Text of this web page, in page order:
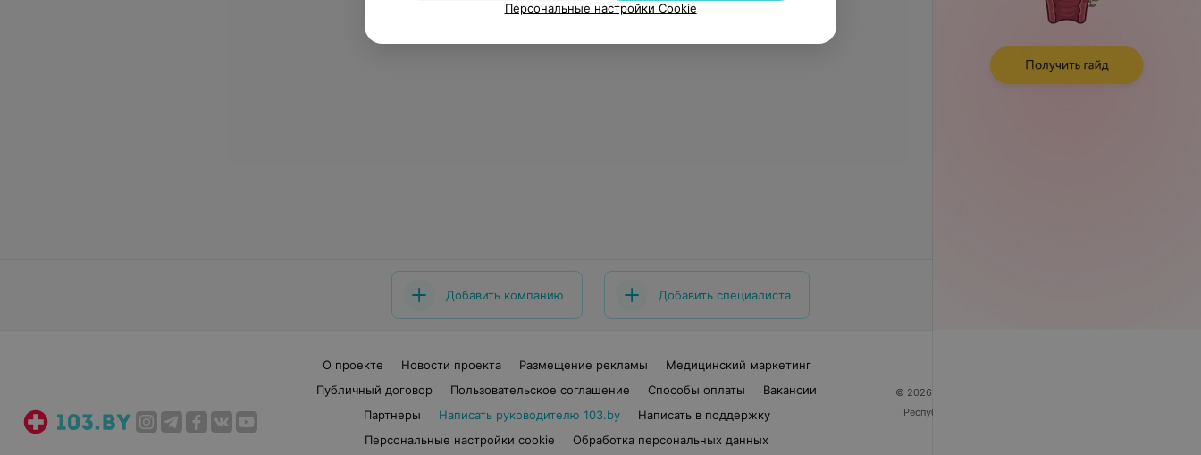
Добавить компанию Добавить специалиста
О проекте Новости проекта Размещение рекламы
Медицинский маркетинг
Публичный договор
Пользовательское соглашение Способы оплаты
Вакансии
Партнеры
Написать руководителю 103.by
Написать в поддержку
Персональные настройки cookie
Обработка персональных данных
© 2026 ООО «Артокс Лаб», УНП 191700409
Республика Беларусь, г. Минск, улица Толбухина, 2,
Персональные настройки Cookie